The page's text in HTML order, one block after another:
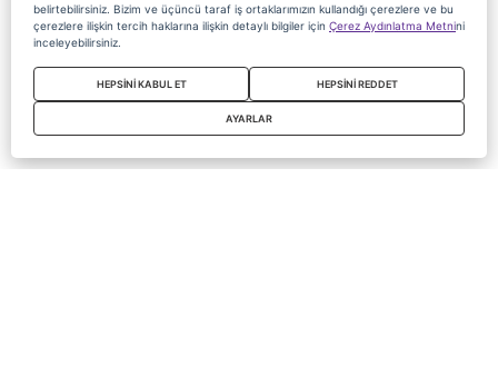
belirtebilirsiniz. Bizim ve üçüncü taraf iş ortaklarımızın kullandığı çerezlere ve bu
çerezlere ilişkin tercih haklarına ilişkin detaylı bilgiler için Çerez Aydınlatma Metnini
inceleyebilirsiniz.
HEPSİNİ KABUL ET HEPSİNİ REDDET
AYARLAR